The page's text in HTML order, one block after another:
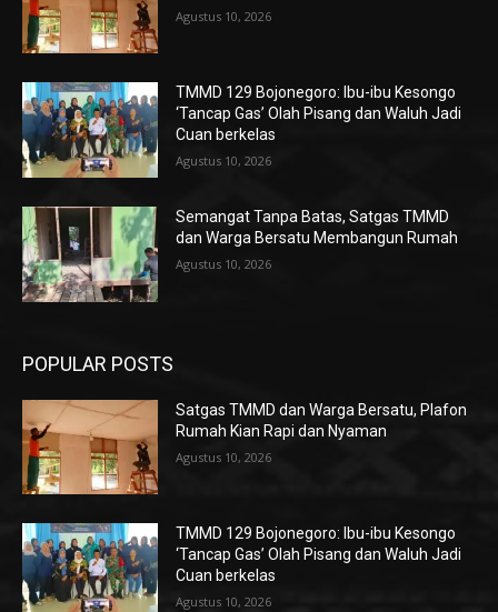
Agustus 10, 2026
TMMD 129 Bojonegoro: Ibu-ibu Kesongo
‘Tancap Gas’ Olah Pisang dan Waluh Jadi
Cuan berkelas
Agustus 10, 2026
Semangat Tanpa Batas, Satgas TMMD
dan Warga Bersatu Membangun Rumah
Agustus 10, 2026
POPULAR POSTS
Satgas TMMD dan Warga Bersatu, Plafon
Rumah Kian Rapi dan Nyaman
Agustus 10, 2026
TMMD 129 Bojonegoro: Ibu-ibu Kesongo
‘Tancap Gas’ Olah Pisang dan Waluh Jadi
Cuan berkelas
Agustus 10, 2026